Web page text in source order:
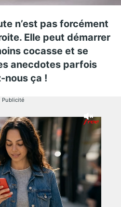
n’est pas forcément
Elle peut démarrer
cocasse et se
anecdotes parfois
nous ça !
Publicité